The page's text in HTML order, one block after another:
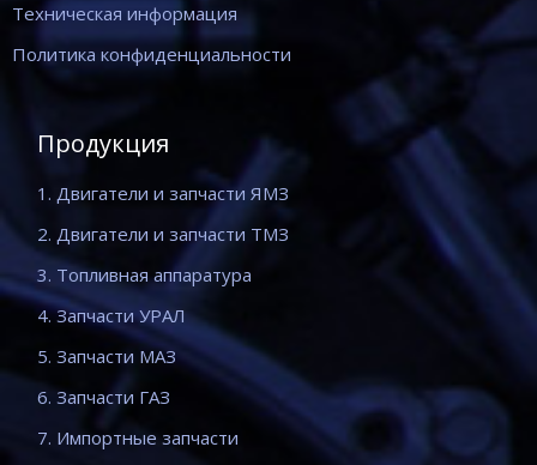
Техническая информация
Политика конфиденциальности
Продукция
1. Двигатели и запчасти ЯМЗ
2. Двигатели и запчасти ТМЗ
3. Топливная аппаратура
4. Запчасти УРАЛ
5. Запчасти МАЗ
6. Запчасти ГАЗ
7. Импортные запчасти